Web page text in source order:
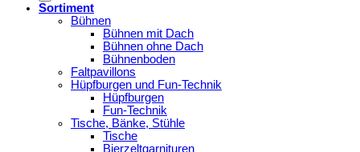
Sortiment
Bühnen
Bühnen mit Dach
Bühnen ohne Dach
Bühnenboden
Faltpavillons
Hüpfburgen und Fun-Technik
Hüpfburgen
Fun-Technik
Tische, Bänke, Stühle
Tische
Bierzeltgarnituren